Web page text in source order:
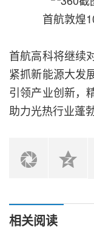
首航敦煌
首航高科将继续
紧抓新能源大发
引领产业创新，
助力光热行业蓬
相关阅读